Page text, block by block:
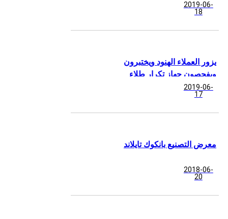
2019-06-
18
يزور العملاء الهنود ويختبرون
ويفحصون جهاز تكرار طلاء
المسحوق
2019-06-
17
معرض التصنيع بانكوك تايلاند
2018-06-
20